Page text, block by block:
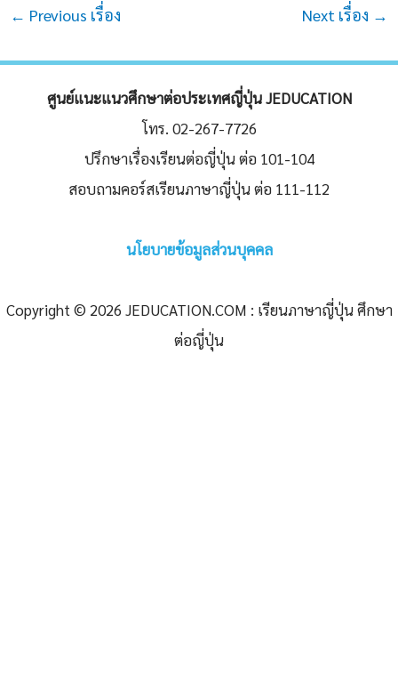
Post
← Previous เรื่อง Next เรื่อง →
ศูนย์แนะแนวศึกษาต่อประเทศญี่ปุ่น JEDUCATION
โทร. 02-267-7726
ปรึกษาเรื่องเรียนต่อญี่ปุ่น ต่อ 101-104
สอบถามคอร์สเรียนภาษาญี่ปุ่น ต่อ 111-112
นโยบายข้อมูลส่วนบุคคล
Copyright © 2026 JEDUCATION.COM : เรียนภาษาญี่ปุ่น ศึกษา
ต่อญี่ปุ่น